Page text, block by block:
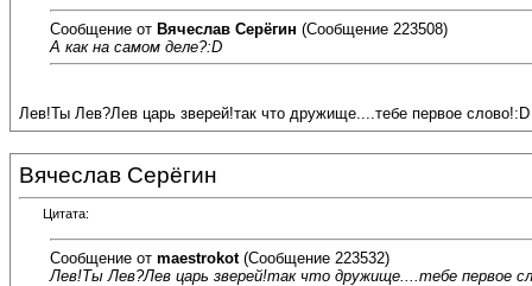
Сообщение от Вячеслав Серёгин (Сообщение 223508)
А как на самом деле?:D
Лев!Ты Лев?Лев царь зверей!так что дружище....тебе первое слово!:D
Вячеслав Серёгин
Цитата:
Сообщение от maestrokot(Сообщение 223532)
Лев!Ты Лев?Лев царь зверей!так что дружище....тебе первое